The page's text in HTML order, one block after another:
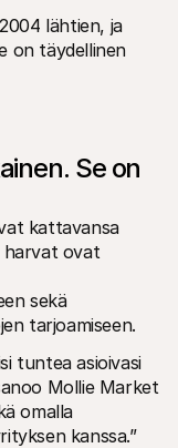
lähtien, ja
on täydellinen
Se on
kattavansa
harvat ovat
sekä
tarjoamiseen.
tuntea asioivasi
Mollie Market
omalla
kanssa.”